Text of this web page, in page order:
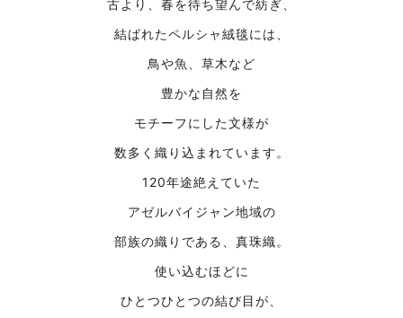
古より、 春を待ち望んで紡ぎ、
結ばれたペルシャ絨毯には、
鳥や魚、草木など
豊かな自然を
モチーフにした文様が
数多く織り込まれています。
120年途絶えていた
アゼルバイジャン地域の
部族の織りである、真珠織。
使い込むほどに
ひとつひとつの結び目が、